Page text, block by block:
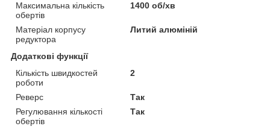
Максимальна кількість
обертів
1400 об/хв
Матеріал корпусу
редуктора
Литий алюміній
Додаткові функції
Кількість швидкостей
роботи
2
Реверс
Так
Регулювання кількості
обертів
Так